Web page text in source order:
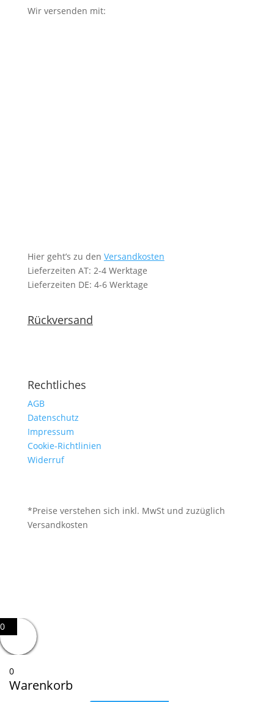
Wir versenden mit:
Hier geht’s zu den Versandkosten
Lieferzeiten AT: 2-4 Werktage
Lieferzeiten DE: 4-6 Werktage
Rückversand
Rechtliches
AGB
Datenschutz
Impressum
Cookie-Richtlinien
Widerruf
*Preise verstehen sich inkl. MwSt und zuzüglich
Versandkosten
0
0
Warenkorb